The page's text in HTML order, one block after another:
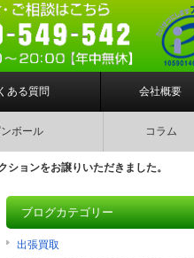
ある質問 会社概要
ンボール コラム
ョンをお譲りいただきました。
ブログカテゴリー
出張買取